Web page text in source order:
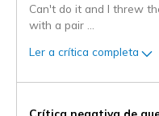
Can't do it and I threw
with a pair
Ler a crítica completa
Crítica negativa de